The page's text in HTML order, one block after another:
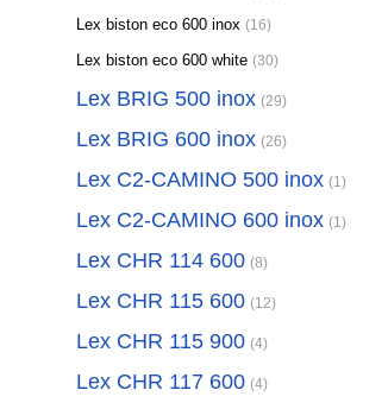
Lex biston eco 600 inox (16)
Lex biston eco 600 white (30)
Lex BRIG 500 inox (29)
Lex BRIG 600 inox (26)
Lex C2-CAMINO 500 inox (1)
Lex C2-CAMINO 600 inox (1)
Lex CHR 114 600 (8)
Lex CHR 115 600 (12)
Lex CHR 115 900 (4)
Lex CHR 117 600 (4)